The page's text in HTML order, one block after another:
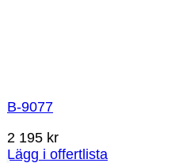
B-9077
2 195 kr
Lägg i offertlista